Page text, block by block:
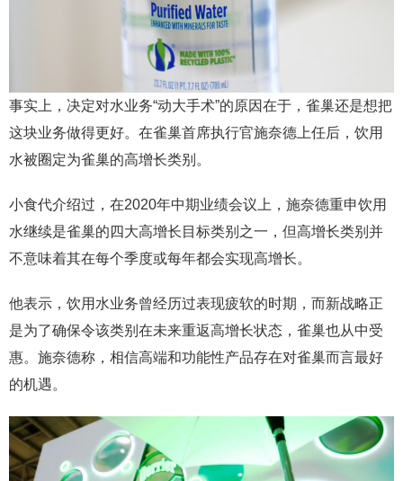
事实上，决定对水业务“动大手术”的原因在于，雀巢还是想把
这块业务做得更好。在雀巢首席执行官施奈德上任后，饮用
水被圈定为雀巢的高增长类别。
小食代介绍过，在2020年中期业绩会议上，施奈德重申饮用
水继续是雀巢的四大高增长目标类别之一，但高增长类别并
不意味着其在每个季度或每年都会实现高增长。
他表示，饮用水业务曾经历过表现疲软的时期，而新战略正
是为了确保令该类别在未来重返高增长状态，雀巢也从中受
惠。施奈德称，相信高端和功能性产品存在对雀巢而言最好
的机遇。